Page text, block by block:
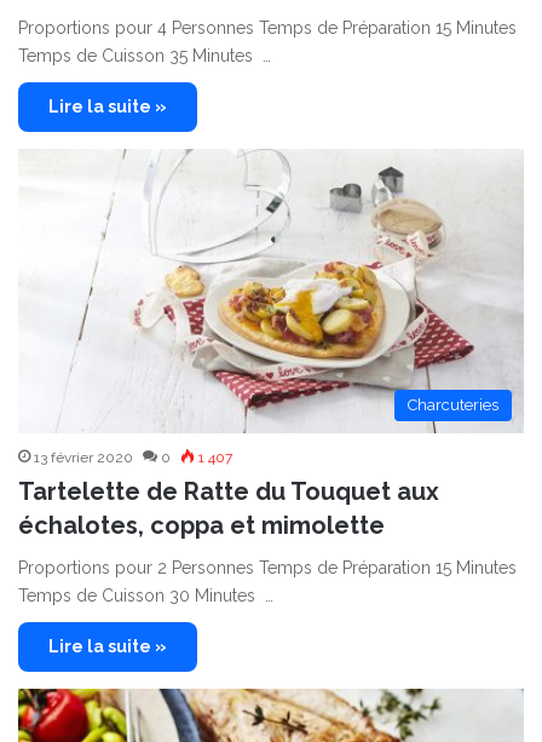
Proportions pour 4 Personnes Temps de Préparation 15 Minutes
Temps de Cuisson 35 Minutes …
Lire la suite »
Charcuteries
13 février 2020 0 1 407
Tartelette de Ratte du Touquet aux
échalotes, coppa et mimolette
Proportions pour 2 Personnes Temps de Préparation 15 Minutes
Temps de Cuisson 30 Minutes …
Lire la suite »